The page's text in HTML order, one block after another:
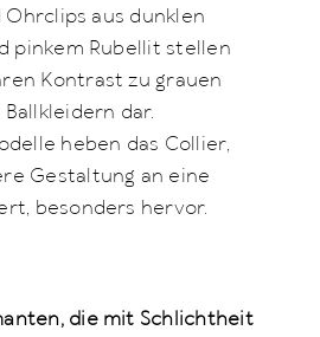
Ohrclips aus dunklen
pinkem Rubellit stellen
Kontrast zu grauen
dar.
heben das Collier,
Gestaltung an eine
besonders hervor.
die mit Schlichtheit